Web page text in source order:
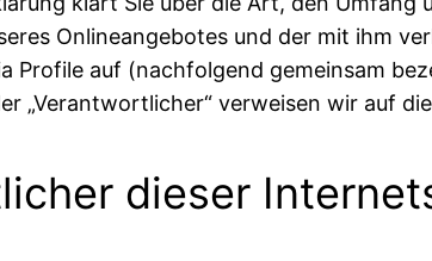
Onlineangebotes und der mit ihm
Profile auf (nachfolgend gemeinsam
„Verantwortlicher“ verweisen wir auf
dieser